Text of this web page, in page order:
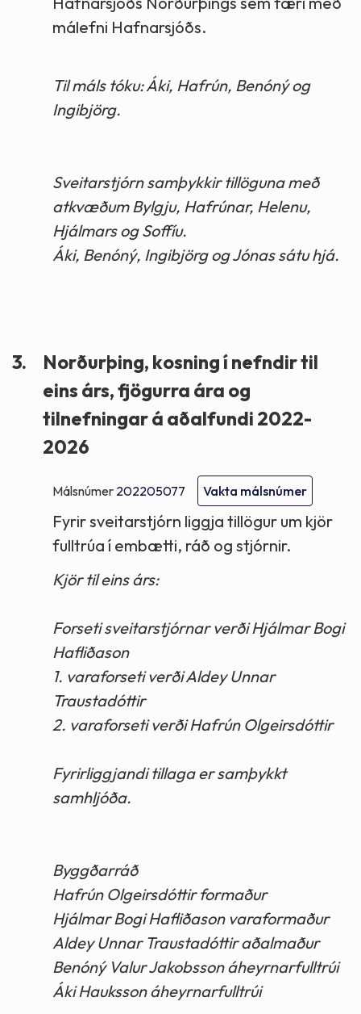
málefni Hafnarsjóðs.
Til máls tóku: Áki, Hafrún, Benóný og
Ingibjörg.
Sveitarstjórn samþykkir tillöguna með
atkvæðum Bylgju, Hafrúnar, Helenu,
Hjálmars og Soffíu.
Áki, Benóný, Ingibjörg og Jónas sátu hjá.
3.
Norðurþing, kosning í nefndir til
eins árs, fjögurra ára og
tilnefningar á aðalfundi 2022-
2026
Málsnúmer 202205077 Vakta málsnúmer
Fyrir sveitarstjórn liggja tillögur um kjör
fulltrúa í embætti, ráð og stjórnir.
Kjör til eins árs:
Forseti sveitarstjórnar verði Hjálmar Bogi
Hafliðason
1. varaforseti verði Aldey Unnar
Traustadóttir
2. varaforseti verði Hafrún Olgeirsdóttir
Fyrirliggjandi tillaga er samþykkt
samhljóða.
Byggðarráð
Hafrún Olgeirsdóttir formaður
Hjálmar Bogi Hafliðason varaformaður
Aldey Unnar Traustadóttir aðalmaður
Benóný Valur Jakobsson áheyrnarfulltrúi
Áki Hauksson áheyrnarfulltrúi